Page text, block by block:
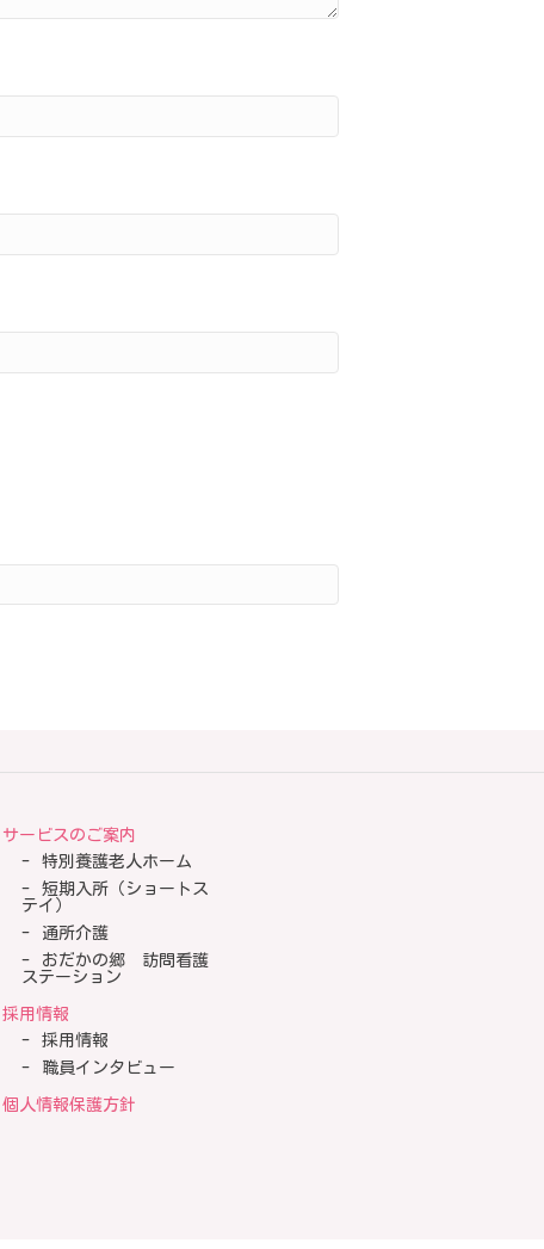
サービスのご案内
特別養護老人ホーム
短期入所（ショートス
テイ）
通所介護
おだかの郷 訪問看護
ステーション
採用情報
採用情報
職員インタビュー
個人情報保護方針